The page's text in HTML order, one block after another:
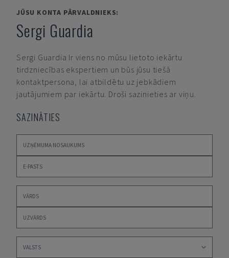
JŪSU KONTA PĀRVALDNIEKS:
Sergi Guardia
Sergi Guardia Ir viens no mūsu lietoto iekārtu
tirdzniecības ekspertiem un būs jūsu tiešā
kontaktpersona, lai atbildētu uz jebkādiem
jautājumiem par iekārtu. Droši sazinieties ar viņu.
SAZINĀTIES